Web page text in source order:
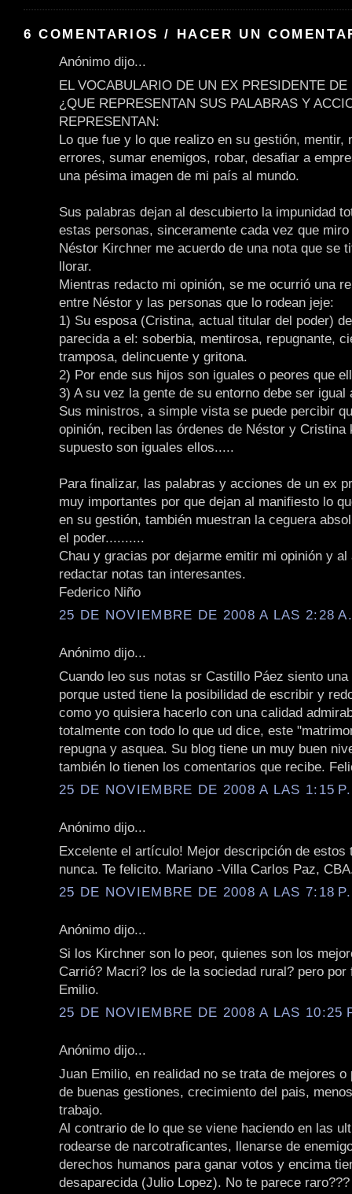
6 COMENTARIOS / HACER UN
Anónimo dijo...
EL VOCABULARIO DE UN EX PRESIDENTE DE
¿QUE REPRESENTAN SUS PALABRAS Y
REPRESENTAN:
Lo que fue y lo que realizo en su gestión, mentir,
errores, sumar enemigos, robar, desafiar a
una pésima imagen de mi país al mundo.
Sus palabras dejan al descubierto la impunidad
estas personas, sinceramente cada vez que
Néstor Kirchner me acuerdo de una nota que se
llorar.
Mientras redacto mi opinión, se me ocurrió una
entre Néstor y las personas que lo rodean jeje:
1) Su esposa (Cristina, actual titular del poder)
parecida a el: soberbia, mentirosa, repugnante,
tramposa, delincuente y gritona.
2) Por ende sus hijos son iguales o peores que
3) A su vez la gente de su entorno debe ser igual
Sus ministros, a simple vista se puede percibir
opinión, reciben las órdenes de Néstor y Cristina
supuesto son iguales ellos.....
Para finalizar, las palabras y acciones de un ex
muy importantes por que dejan al manifiesto lo
en su gestión, también muestran la ceguera
el poder..........
Chau y gracias por dejarme emitir mi opinión y al
redactar notas tan interesantes.
Federico Niño
25 DE NOVIEMBRE DE 2008 A LAS 2:28
Anónimo dijo...
Cuando leo sus notas sr Castillo Páez siento
porque usted tiene la posibilidad de escribir y
como yo quisiera hacerlo con una calidad
totalmente con todo lo que ud dice, este
repugna y asquea. Su blog tiene un muy buen
también lo tienen los comentarios que recibe.
25 DE NOVIEMBRE DE 2008 A LAS 1:15
Anónimo dijo...
Excelente el artículo! Mejor descripción de estos
nunca. Te felicito. Mariano -Villa Carlos Paz,
25 DE NOVIEMBRE DE 2008 A LAS 7:18
Anónimo dijo...
Si los Kirchner son lo peor, quienes son los
Carrió? Macri? los de la sociedad rural? pero
Emilio.
25 DE NOVIEMBRE DE 2008 A LAS 10:25
Anónimo dijo...
Juan Emilio, en realidad no se trata de mejores
de buenas gestiones, crecimiento del pais,
trabajo.
Al contrario de lo que se viene haciendo en las
rodearse de narcotraficantes, llenarse de
derechos humanos para ganar votos y encima
desaparecida (Julio Lopez). No te parece